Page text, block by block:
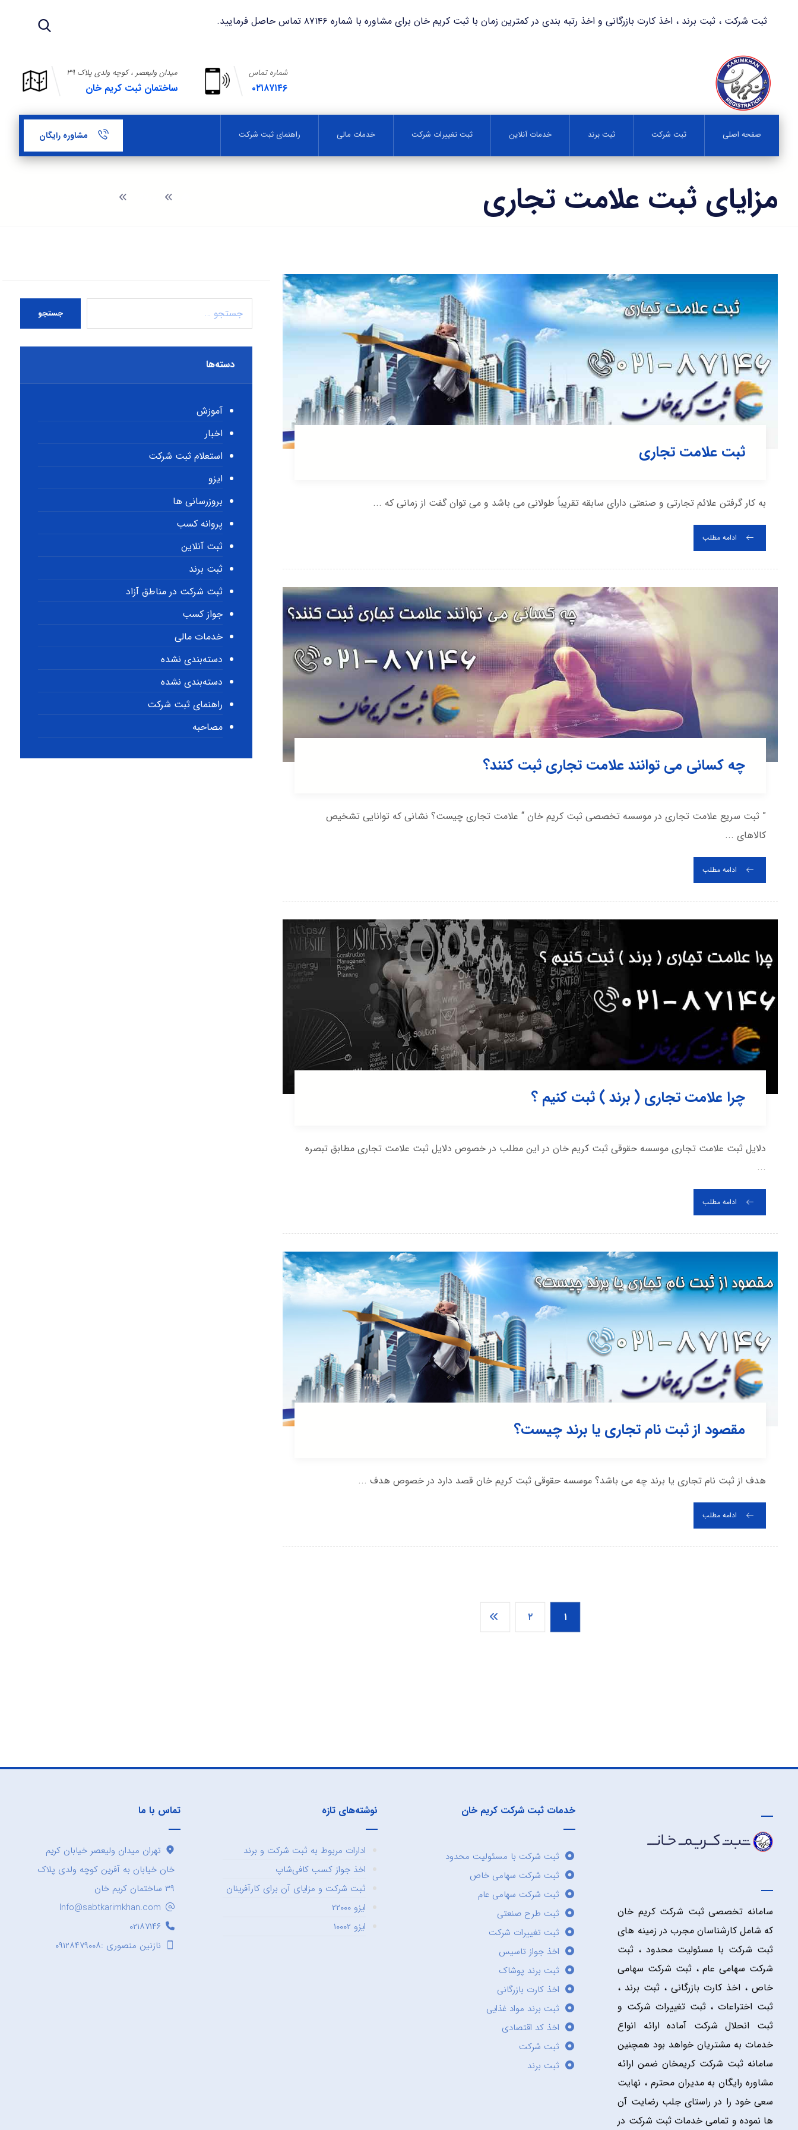
ثبت شرکت ، ثبت برند ، اخذ کارت بازرگانی و اخذ رتبه بندی در کمترین زمان با ثبت کریم خان برای مشاوره با شماره ۸۷۱۴۶ تماس حاصل فرمایید.
میدان ولیعصر ، کوچه ولدی پلاک ۳۹
ساختمان ثبت کریم خان
شماره تماس
۰۲۱۸۷۱۴۶
صفحه اصلی ثبت شرکت ثبت برند خدمات آنلاین ثبت تغییرات شرکت خدمات مالی راهنمای ثبت شرکت مشاوره رایگان
مزایای ثبت علامت تجاری
ثبت علامت تجاری
به کار گرفتن علائم تجارتی و صنعتی دارای سابقه تقریباً طولانی می باشد و می توان گفت از زمانی که ...
ادامه مطلب
چه کسانی می توانند علامت تجاری ثبت کنند؟
” ثبت سریع علامت تجاری در موسسه تخصصی ثبت کریم خان “ علامت تجاری چیست؟ نشانی که توانایی تشخیص
کالاهای ...
ادامه مطلب
چرا علامت تجاری ( برند ) ثبت کنیم ؟
دلایل ثبت علامت تجاری موسسه حقوقی ثبت کریم خان در این مطلب در خصوص دلایل ثبت علامت تجاری مطابق تبصره
...
ادامه مطلب
مقصود از ثبت نام تجاری یا برند چیست؟
هدف از ثبت نام تجاری یا برند چه می باشد؟ موسسه حقوقی ثبت کریم خان قصد دارد در خصوص هدف ...
ادامه مطلب
۱ ۲
جستجو
دسته‌ها
آموزش
اخبار
استعلام ثبت شرکت
ایزو
بروزرسانی ها
پروانه کسب
ثبت آنلاین
ثبت برند
ثبت شرکت در مناطق آزاد
جواز کسب
خدمات مالی
دسته‌بندی نشده
دسته‌بندی نشده
راهنمای ثبت شرکت
مصاحبه
سامانه تخصصی ثبت شرکت کریم خان
که شامل کارشناسان مجرب در زمینه های
ثبت شرکت با مسئولیت محدود ، ثبت
شرکت سهامی عام ، ثبت شرکت سهامی
خاص ، اخذ کارت بازرگانی ، ثبت برند ،
ثبت اختراعات ، ثبت تغییرات شرکت و
ثبت انحلال شرکت آماده ارائه انواع
خدمات به مشتریان خواهد بود همچنین
سامانه ثبت شرکت کریمخان ضمن ارائه
مشاوره رایگان به مدیران محترم ، نهایت
سعی خود را در راستای جلب رضایت آن
ها نموده و تمامی خدمات ثبت شرکت در
خدمات ثبت شرکت کریم خان
ثبت شرکت با مسئولیت محدود
ثبت شرکت سهامی خاص
ثبت شرکت سهامی عام
ثبت طرح صنعتی
ثبت تغییرات شرکت
اخذ جواز تاسیس
ثبت برند پوشاک
اخذ کارت بازرگانی
ثبت برند مواد غذایی
اخذ کد اقتصادی
ثبت شرکت
ثبت برند
نوشته‌های تازه
ادارات مربوط به ثبت شرکت و برند
اخذ جواز کسب کافی‌شاپ
ثبت شرکت و مزایای آن برای کارآفرینان
ایزو ۲۲۰۰۰
ایزو ۱۰۰۰۲
تماس با ما
تهران میدان ولیعصر خیابان کریم
خان خیابان به آفرین کوچه ولدی پلاک
۳۹ ساختمان کریم خان
Info@sabtkarimkhan.com
۰۲۱۸۷۱۴۶
نازنین منصوری :۰۹۱۲۸۴۷۹۰۰۸